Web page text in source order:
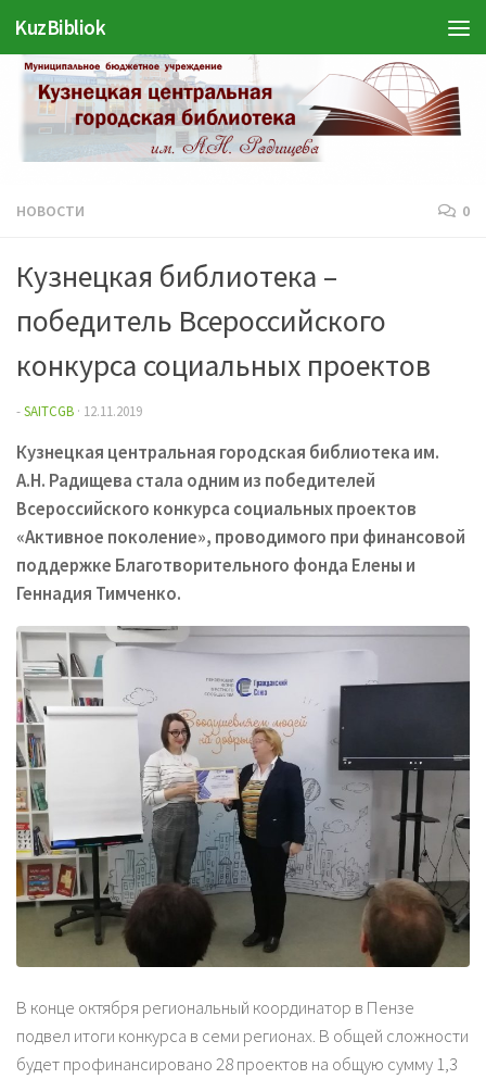
Перейти к содержимому
KuzBibliok
НОВОСТИ 0
Кузнецкая библиотека –
победитель Всероссийского
конкурса социальных проектов
-SAITCGB · 12.11.2019
Кузнецкая центральная городская библиотека им.
А.Н. Радищева стала одним из победителей
Всероссийского конкурса социальных проектов
«Активное поколение», проводимого при финансовой
поддержке Благотворительного фонда Елены и
Геннадия Тимченко.
В конце октября региональный координатор в Пензе
подвел итоги конкурса в семи регионах. В общей сложности
будет профинансировано 28 проектов на общую сумму 1,3